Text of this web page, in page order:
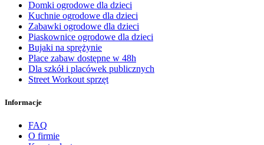
Domki ogrodowe dla dzieci
Kuchnie ogrodowe dla dzieci
Zabawki ogrodowe dla dzieci
Piaskownice ogrodowe dla dzieci
Bujaki na sprężynie
Place zabaw dostępne w 48h
Dla szkół i placówek publicznych
Street Workout sprzęt
Informacje
FAQ
O firmie